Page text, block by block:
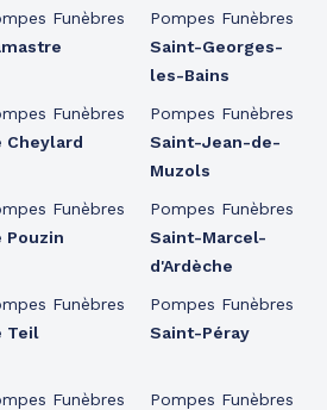
Funèbres
Funèbres
Cheylard
Funèbres
Pouzin
Funèbres
Teil
Funèbres
Pompes Funèbres
Saint-Georges-
les-Bains
Pompes Funèbres
Saint-Jean-de-
Muzols
Pompes Funèbres
Saint-Marcel-
d'Ardèche
Pompes Funèbres
Saint-Péray
Pompes Funèbres